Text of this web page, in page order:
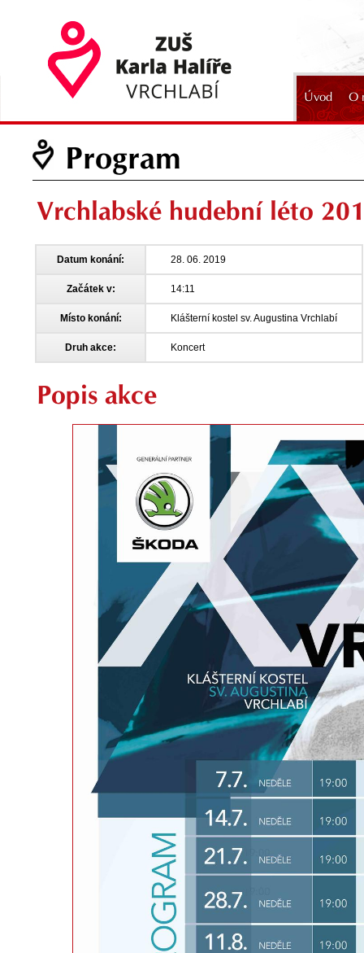
Úvod O
Program
Vrchlabské hudební léto
Datum konání: 28. 06. 2019
Začátek v: 14:11
Místo konání: Klášterní kostel sv. Augustina Vrchlabí
Druh akce: Koncert
Popis akce